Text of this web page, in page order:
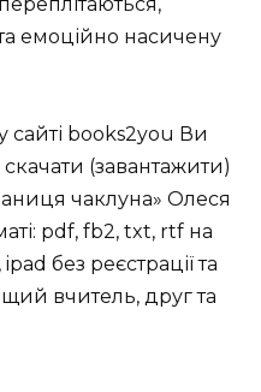
емоційно насичену
сайті books2you Ви
(завантажити)
чаклуна» Олеся
pdf, fb2, txt, rtf на
без реєстрації та
вчитель, друг та